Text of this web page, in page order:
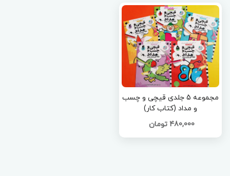
مجموعه 5 جلدی قیچی و چسب
و مداد (کتاب کار)
480,000 تومان